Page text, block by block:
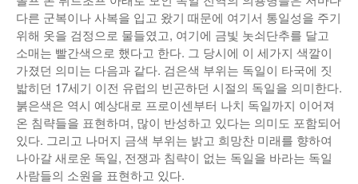
다른 군복이나 사복을 입고 왔기 때문에 여기서 통일성을 주기
위해 옷을 검정으로 물들였고, 여기에 금빛 놋쇠단추를 달고
소매는 빨간색으로 했다고 한다. 그 당시에 이 세가지 색깔이
가졌던 의미는 다음과 같다. 검은색 부위는 독일이 타국에 짓
밟히던 17세기 이전 유럽의 빈곤하던 시절의 독일을 의미한다.
붉은색은 역시 예상대로 프로이센부터 나치 독일까지 이어져
온 침략들을 표현하며, 많이 반성하고 있다는 의미도 포함되어
있다. 그리고 나머지 금색 부위는 밝고 희망찬 미래를 향하여
나아갈 새로운 독일, 전쟁과 침략이 없는 독일을 바라는 독일
사람들의 소원을 표현하고 있다.